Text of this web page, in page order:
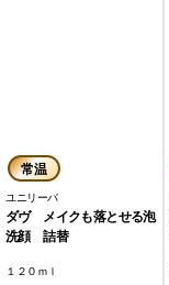
常温
ユニリーバ
ダヴ メイクも落とせる泡
洗顔 詰替
１２０ｍｌ